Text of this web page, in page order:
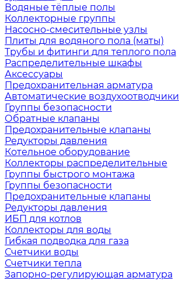
Водяные тёплые полы
Коллекторные группы
Насосно-смесительные узлы
Плиты для водяного пола (маты)
Трубы и фитинги для теплого пола
Распределительные шкафы
Аксессуары
Предохранительная арматура
Автоматические воздухоотводчики
Группы безопасности
Обратные клапаны
Предохранительные клапаны
Редукторы давления
Котельное оборудование
Коллекторы распределительные
Группы быстрого монтажа
Группы безопасности
Предохранительные клапаны
Редукторы давления
ИБП для котлов
Коллекторы для воды
Гибкая подводка для газа
Счетчики воды
Счетчики тепла
Запорно-регулирующая арматура